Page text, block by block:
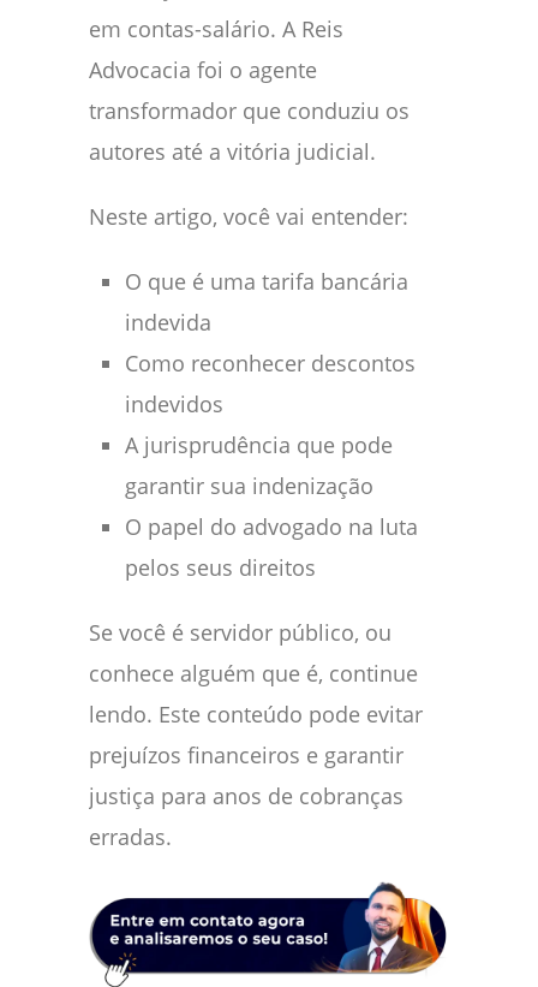
em contas-salário. A Reis
Advocacia foi o agente
transformador que conduziu os
autores até a vitória judicial.
Neste artigo, você vai entender:
O que é uma tarifa bancária
indevida
Como reconhecer descontos
indevidos
A jurisprudência que pode
garantir sua indenização
O papel do advogado na luta
pelos seus direitos
Se você é servidor público, ou
conhece alguém que é, continue
lendo. Este conteúdo pode evitar
prejuízos financeiros e garantir
justiça para anos de cobranças
erradas.